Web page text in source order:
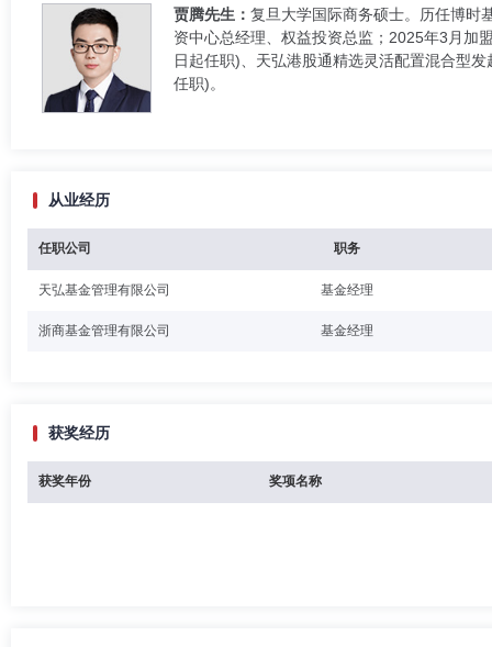
贾腾先生： 复旦大学国际商务硕士。历任博时
资中心总经理、权益投资总监；2025年3月加
日起任职)、天弘港股通精选灵活配置混合型
任职)。
从业经历
任职公司 职务
天弘基金管理有限公司 基金经理
浙商基金管理有限公司 基金经理
获奖经历
获奖年份 奖项名称